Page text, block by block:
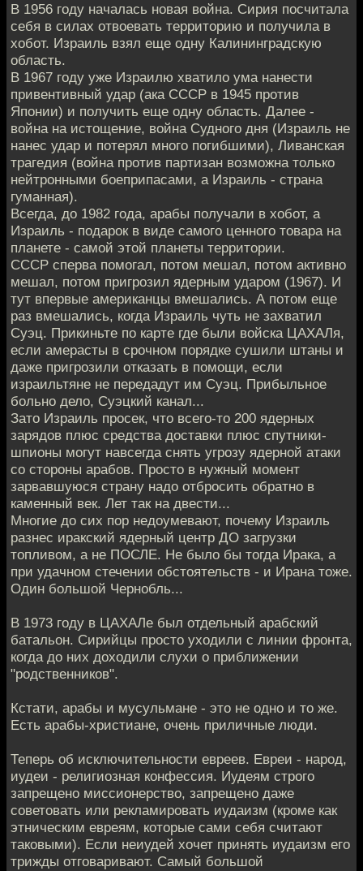
В 1956 году началась новая война. Сирия посчитала
себя в силах отвоевать территорию и получила в
хобот. Израиль взял еще одну Калининградскую
область.
В 1967 году уже Израилю хватило ума нанести
привентивный удар (ака СССР в 1945 против
Японии) и получить еще одну область. Далее -
война на истощение, война Судного дня (Израиль не
нанес удар и потерял много погибшими), Ливанская
трагедия (война против партизан возможна только
нейтронными боеприпасами, а Израиль - страна
гуманная).
Всегда, до 1982 года, арабы получали в хобот, а
Израиль - подарок в виде самого ценного товара на
планете - самой этой планеты территории.
СССР сперва помогал, потом мешал, потом активно
мешал, потом пригрозил ядерным ударом (1967). И
тут впервые американцы вмешались. А потом еще
раз вмешались, когда Израиль чуть не захватил
Суэц. Прикиньте по карте где были войска ЦАХАЛя,
если амерасты в срочном порядке сушили штаны и
даже пригрозили отказать в помощи, если
израильтяне не передадут им Суэц. Прибыльное
больно дело, Суэцкий канал...
Зато Израиль просек, что всего-то 200 ядерных
зарядов плюс средства доставки плюс спутники-
шпионы могут навсегда снять угрозу ядерной атаки
со стороны арабов. Просто в нужный момент
зарвавшуюся страну надо отбросить обратно в
каменный век. Лет так на двести...
Многие до сих пор недоумевают, почему Израиль
разнес иракский ядерный центр ДО загрузки
топливом, а не ПОСЛЕ. Не было бы тогда Ирака, а
при удачном стечении обстоятельств - и Ирана тоже.
Один большой Чернобль...
В 1973 году в ЦАХАЛе был отдельный арабский
батальон. Сирийцы просто уходили с линии фронта,
когда до них доходили слухи о приближении
"родственников".
Кстати, арабы и мусульмане - это не одно и то же.
Есть арабы-христиане, очень приличные люди.
Теперь об исключительности евреев. Евреи - народ,
иудеи - религиозная конфессия. Иудеям строго
запрещено миссионерство, запрещено даже
советовать или рекламировать иудаизм (кроме как
этническим евреям, которые сами себя считают
таковыми). Если неиудей хочет принять иудаизм его
трижды отговаривают. Самый большой